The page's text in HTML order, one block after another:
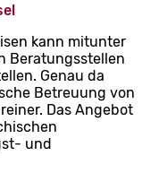
kann mitunter
Beratungsstellen
Genau da
Betreuung von
Das Angebot
und